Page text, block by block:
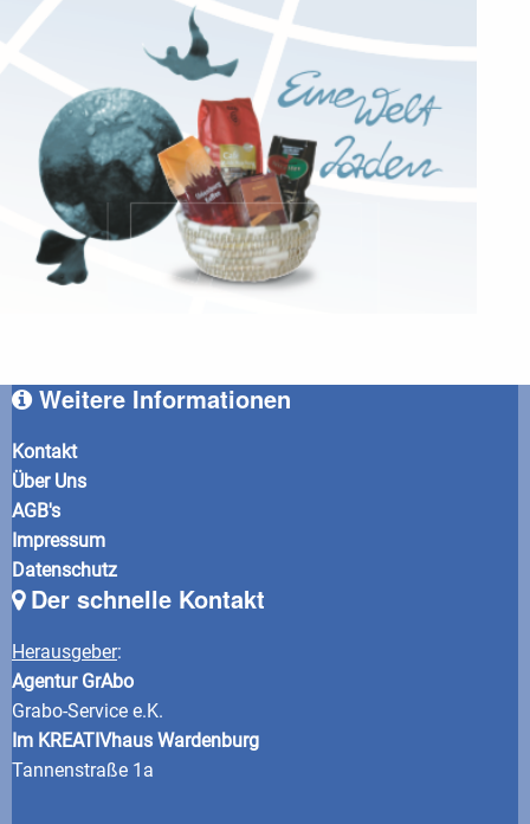
Weitere Informationen
Kontakt
Über Uns
AGB's
Impressum
Datenschutz
Der schnelle Kontakt
Herausgeber:
Agentur GrAbo
Grabo-Service e.K.
Im KREATIVhaus Wardenburg
Tannenstraße 1a